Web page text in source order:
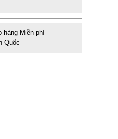
hàng Miễn phí
Quốc